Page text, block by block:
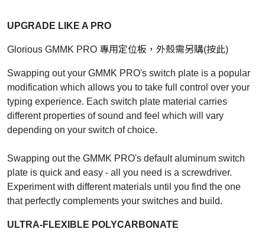
UPGRADE LIKE A PRO
Glorious GMMK PRO 專用定位板，外殼需另購(按此)
Swapping out your GMMK PRO's switch plate is a popular
modification which allows you to take full control over your
typing experience. Each switch plate material carries
different properties of sound and feel which will vary
depending on your switch of choice.
Swapping out the GMMK PRO's default aluminum switch
plate is quick and easy - all you need is a screwdriver.
Experiment with different materials until you find the one
that perfectly complements your switches and build.
ULTRA-FLEXIBLE POLYCARBONATE